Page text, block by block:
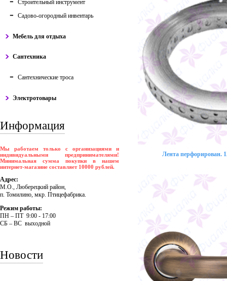
Строительный инструмент
Садово-огородный инвентарь
Мебель для отдыха
Сантехника
Сантехнические троса
Электротовары
Информация
Мы работаем только с организациями и
индивидуальными предпринимателями!
Минимальная сумма покупки в нашем
интернет-магазине составляет 10000 рублей.
Адрес:
М.О., Люберецкий район,
п. Томилино, мкр. Птицефабрика.
Режим работы:
ПH – ПT 9:00 - 17:00
CБ – BC выходной
Новости
Лента перфорирован.